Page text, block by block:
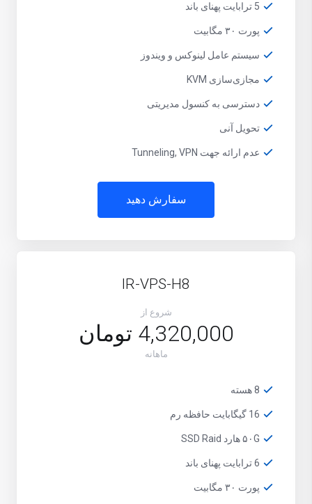
5 ترابایت پهنای باند
پورت ۳۰ مگابیت
سیستم عامل لینوکس و ویندوز
مجازی‌سازی KVM
دسترسی به کنسول مدیریتی
تحویل آنی
عدم ارائه جهت Tunneling, VPN
سفارش دهید
IR-VPS-H8
شروع از
4,320,000 تومان
ماهانه
8 هسته
16 گیگابایت حافظه رم
۵۰G هارد SSD Raid
6 ترابایت پهنای باند
پورت ۳۰ مگابیت